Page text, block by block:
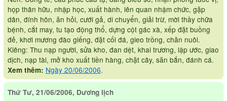
họp thân hữu, nhập học, xuất hành, lên quan nhậm chức, gặp
dân, đính hôn, ăn hỏi, cưới gả, di chuyển, giải trừ, mời thầy chữa
bệnh, cắt may, tu tạo động thổ, dựng cột gác xà, xếp đặt buồng
đẻ, khơi mương đào giếng, đặt cối đá, gieo trồng, chăn nuôi.
Kiêng: Thu nạp người, sửa kho, đan dệt, khai trương, lập ước, giao
dịch, nạp tài, mở kho xuất tiền hàng, chặt cây, săn bắn, đánh cá.
Xem thêm: Ngày 20/06/2006.
Thứ Tư, 21/06/2006, Dương lịch